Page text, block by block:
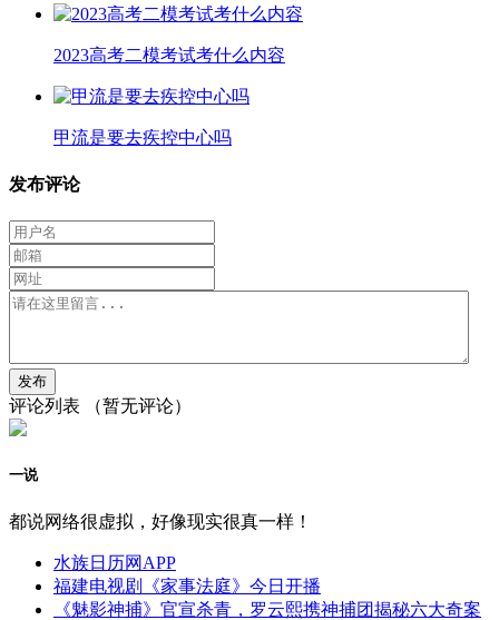
2023高考二模考试考什么内容
甲流是要去疾控中心吗
发布评论
评论列表 （暂无评论）
一说
都说网络很虚拟，好像现实很真一样！
水族日历网APP
福建电视剧《家事法庭》今日开播
《魅影神捕》官宣杀青，罗云熙携神捕团揭秘六大奇案